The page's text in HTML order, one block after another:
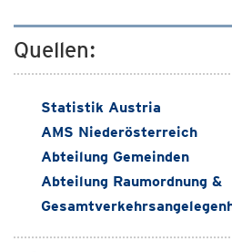
Quellen:
Statistik Austria
AMS Niederösterreich
Abteilung Gemeinden
Abteilung Raumordnung &